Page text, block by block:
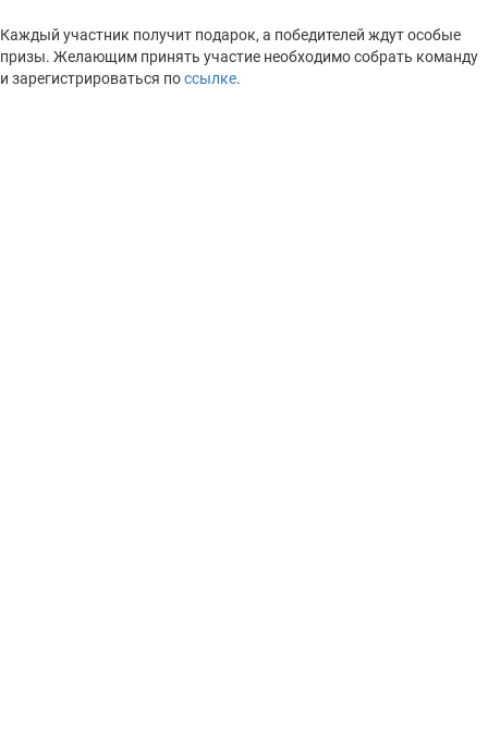
Каждый участник получит подарок, а победителей ждут особые
призы. Желающим принять участие необходимо собрать команду
и зарегистрироваться поссылке.